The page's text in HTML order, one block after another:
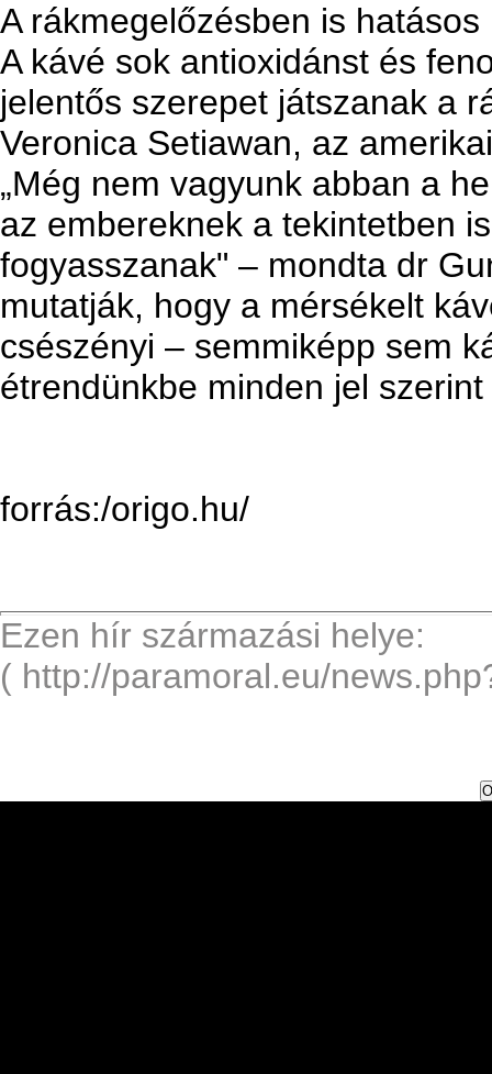
A rákmegelőzésben is hatásos
A kávé sok antioxidánst és
jelentős szerepet játszanak a
Veronica Setiawan, az
„Még nem vagyunk abban a
az embereknek a tekintetben
fogyasszanak" – mondta dr
mutatják, hogy a mérsékelt
csészényi – semmiképp sem
étrendünkbe minden jel
forrás:/origo.hu/
Ezen hír származási helye:
( http://paramoral.eu/